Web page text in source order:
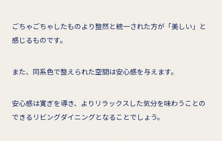
ごちゃごちゃしたものより整然と統一された方が「美しい」と
感じるものです。
また、同系色で整えられた空間は安心感を与えます。
安心感は寛ぎを導き、よりリラックスした気分を味わうことの
できるリビングダイニングとなることでしょう。